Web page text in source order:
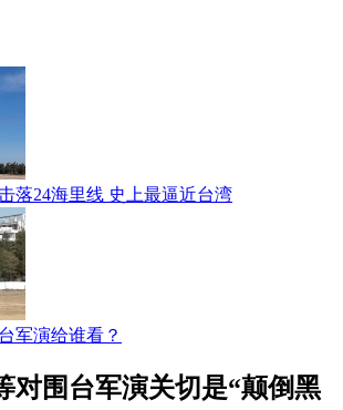
落24海里线 史上最逼近台湾
军演给谁看？
对围台军演关切是“颠倒黑